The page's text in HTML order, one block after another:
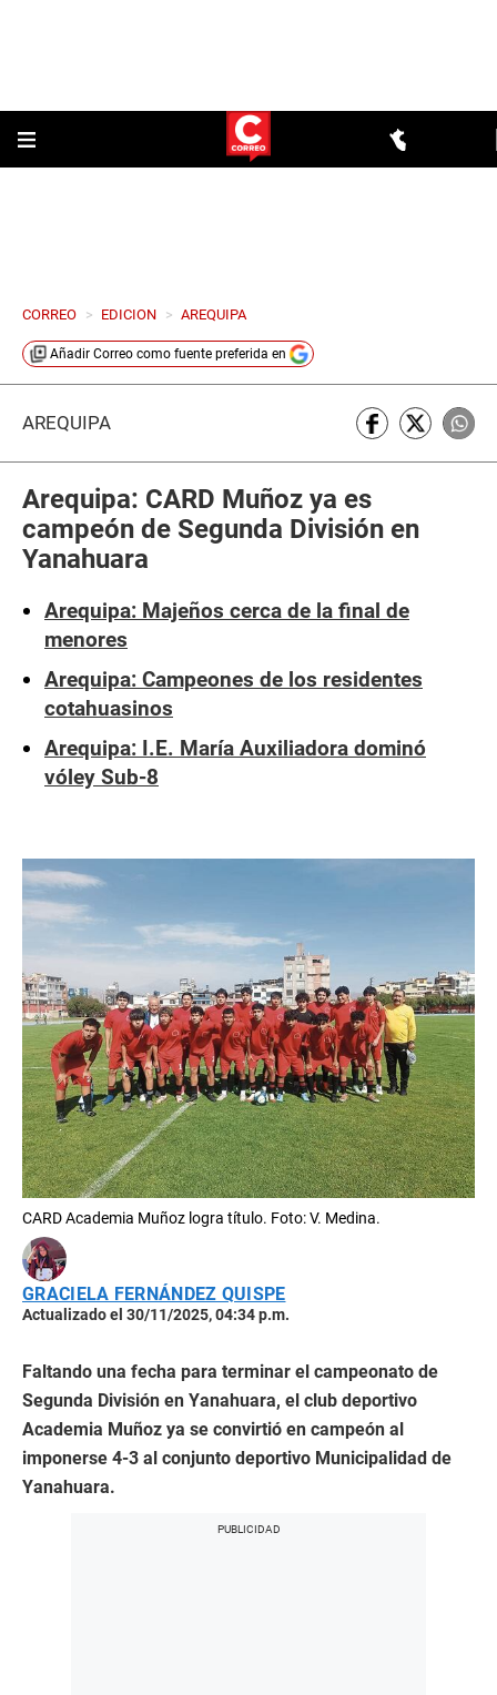
CORREO > EDICION > AREQUIPA
Añadir Correo como fuente preferida en
AREQUIPA
Arequipa: CARD Muñoz ya es
campeón de Segunda División en
Yanahuara
Arequipa: Majeños cerca de la final de
menores
Arequipa: Campeones de los residentes
cotahuasinos
Arequipa: I.E. María Auxiliadora dominó
vóley Sub-8
CARD Academia Muñoz logra título. Foto: V. Medina.
GRACIELA FERNÁNDEZ QUISPE
Actualizado el 30/11/2025, 04:34 p.m.
Faltando una fecha para terminar el campeonato de
Segunda División en Yanahuara, el club deportivo
Academia Muñoz ya se convirtió en campeón al
imponerse 4-3 al conjunto deportivo Municipalidad de
Yanahuara.